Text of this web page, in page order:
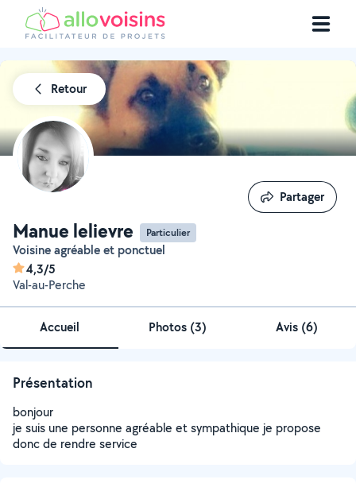
Retour
Manue lelievre Particulier
Voisine agréable et ponctuel
4,3/5
Val-au-Perche
Partager
Partager
Accueil Photos (3) Avis (6)
Présentation
bonjour
je suis une personne agréable et sympathique je propose
donc de rendre service